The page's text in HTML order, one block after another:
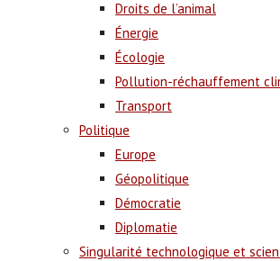
Droits de l’animal
Énergie
Écologie
Pollution-réchauffement
Transport
Politique
Europe
Géopolitique
Démocratie
Diplomatie
Singularité technologique et